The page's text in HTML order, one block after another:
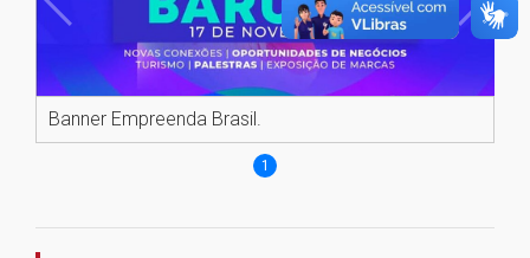
Banner Empreenda Brasil.
1